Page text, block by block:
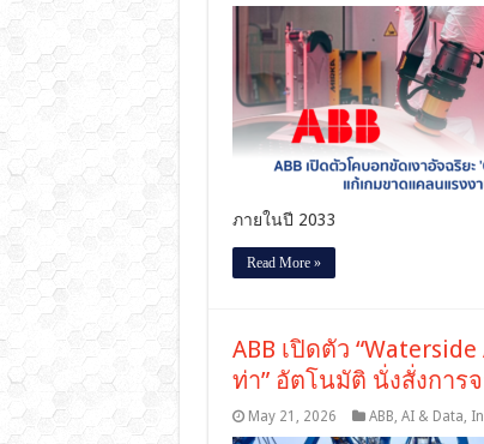
ภายในปี 2033
Read More »
ABB เปิดตัว
ท่า” อัตโนมัติ นั่งสั่งการ
May 21, 2026 ABB, AI & Data,